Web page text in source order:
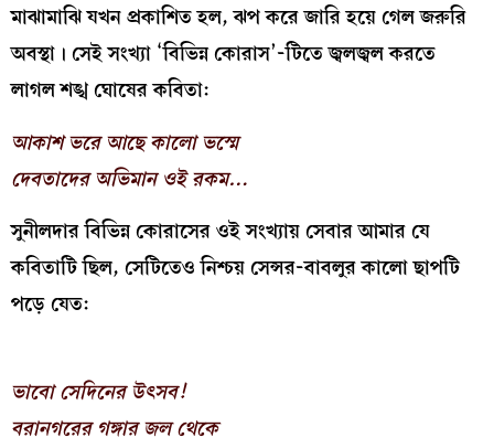
মাঝামাঝি যখন প্রকাশিত হল, ঝপ করে জারি হয়ে গেল জরুরি
অবস্থা। সেই সংখ‍্যা ‘বিভিন্ন কোরাস’-টিতে জ্বলজ্বল করতে
লাগল শঙ্খ ঘোষের কবিতা:
আকাশ ভরে আছে কালো ভস্মে
দেবতাদের অভিমান ওই রকম…
সুনীলদার বিভিন্ন কোরাসের ওই সংখ‍্যায় সেবার আমার যে
কবিতাটি ছিল, সেটিতেও নিশ্চয় সেন্সর-বাবলুর কালো ছাপটি
পড়ে যেত:
ভাবো সেদিনের উৎসব!
বরানগরের গঙ্গার জল থেকে